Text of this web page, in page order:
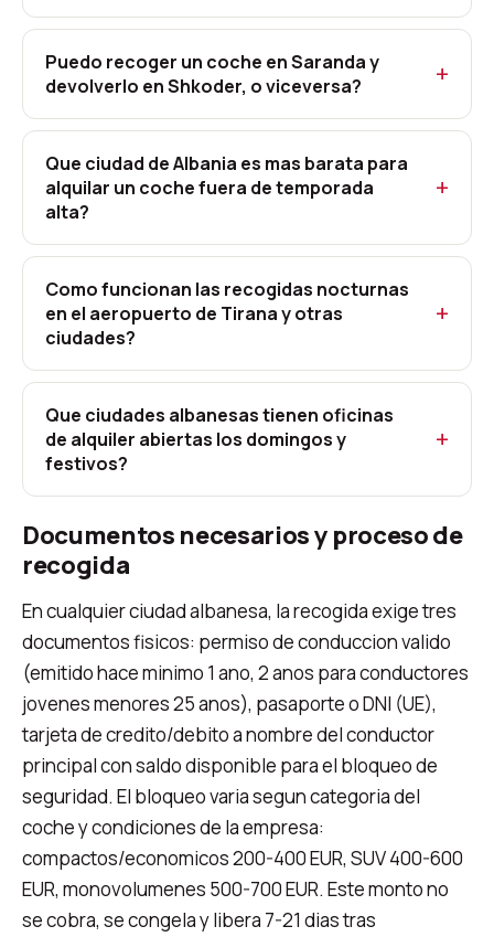
Puedo recoger un coche en Saranda y
devolverlo en Shkoder, o viceversa?
Que ciudad de Albania es mas barata para
alquilar un coche fuera de temporada
alta?
Como funcionan las recogidas nocturnas
en el aeropuerto de Tirana y otras
ciudades?
Que ciudades albanesas tienen oficinas
de alquiler abiertas los domingos y
festivos?
Documentos necesarios y proceso de
recogida
En cualquier ciudad albanesa, la recogida exige tres
documentos fisicos: permiso de conduccion valido
(emitido hace minimo 1 ano, 2 anos para conductores
jovenes menores 25 anos), pasaporte o DNI (UE),
tarjeta de credito/debito a nombre del conductor
principal con saldo disponible para el bloqueo de
seguridad. El bloqueo varia segun categoria del
coche y condiciones de la empresa:
compactos/economicos 200-400 EUR, SUV 400-600
EUR, monovolumenes 500-700 EUR. Este monto no
se cobra, se congela y libera 7-21 dias tras